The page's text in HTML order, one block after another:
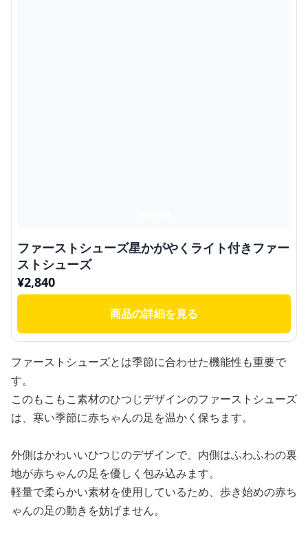
ファーストシューズ星かがやくライト付きファー
ストシューズ
¥2,840
商品の詳細を見る
ファーストシューズとは季節に合わせた機能性も重要で
す。
このもこもこ素材のひつじデザインのファーストシューズ
は、寒い季節に赤ちゃんの足を温かく保ちます。
外側はかわいいひつじのデザインで、内側はふわふわの裏
地が赤ちゃんの足を優しく包み込みます。
軽量で柔らかい素材を使用しているため、歩き始めの赤ち
ゃんの足の動きを妨げません。